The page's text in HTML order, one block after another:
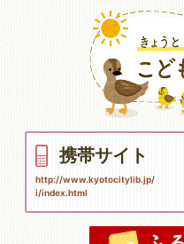
携帯サイト
http://www.kyotocitylib.jp/
i/index.html